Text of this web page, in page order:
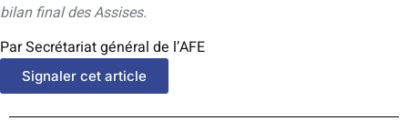
bilan final des Assises.
Par Secrétariat général de l’AFE
Signaler cet article